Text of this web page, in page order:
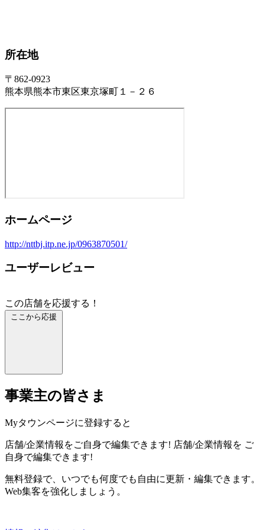
所在地
〒862-0923
熊本県熊本市東区東京塚町１－２６
ホームページ
http://nttbj.itp.ne.jp/0963870501/
ユーザーレビュー
この店舗を応援する！
ここから応援
事業主の皆さま
Myタウンページに登録すると
店舗/企業情報をご自身で編集できます! 店舗/企業情報を ご
自身で編集できます!
無料登録で、いつでも何度でも自由に更新・編集できます。
Web集客を強化しましょう。